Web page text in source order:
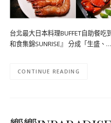
台北最大日本料理BUFFET自助餐
和食集錦SUNRISE』 分成「生盛、…
CONTINUE READING